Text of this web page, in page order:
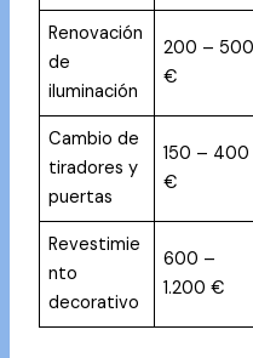
Renovación
de
iluminación
200 – 500
€
Cambio de
tiradores y
puertas
150 – 400
€
Revestimie
nto
decorativo
600 –
1.200 €